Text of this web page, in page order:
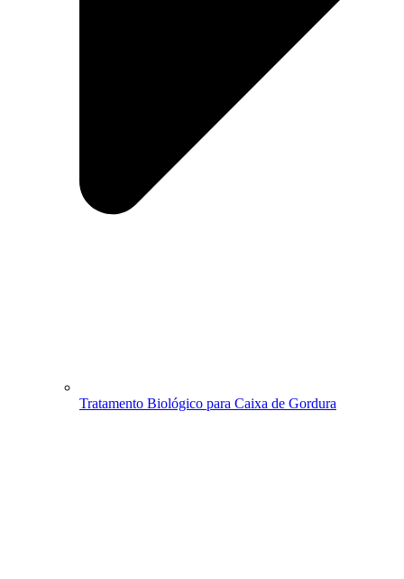
Tratamento Biológico para Caixa de Gordura